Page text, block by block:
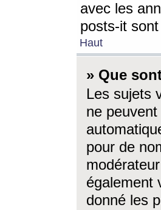
avec les
posts-it
Haut
» Que
Les sujets
ne
pour de
également
donné les